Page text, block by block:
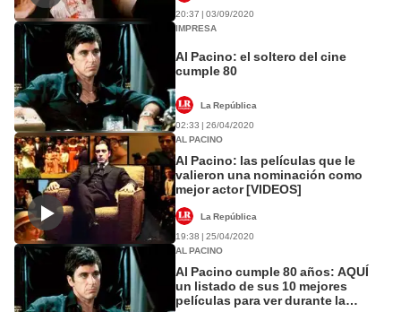
20:37 | 03/09/2020
IMPRESA
Al Pacino: el soltero del cine
cumple 80
La República
02:33 | 26/04/2020
AL PACINO
Al Pacino: las películas que le
valieron una nominación como
mejor actor [VIDEOS]
La República
19:38 | 25/04/2020
AL PACINO
Al Pacino cumple 80 años: AQUÍ
un listado de sus 10 mejores
películas para ver durante la